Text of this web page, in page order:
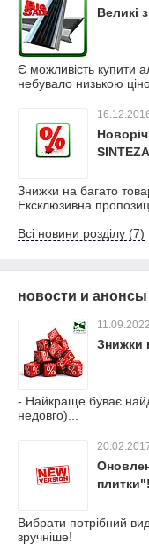
Великі
Є можливість купити
небувало низькою
Знижки на багато
Ексклюзивна
Всі новини розділу (7)
новости и анонсы
11.09.2022
Знижки
- Найкраще буває
недовго)...
плитки"!
Вибрати потрібний
зручніше!